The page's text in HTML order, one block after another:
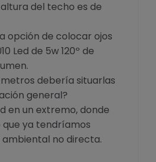
del techo es de
opción de colocar ojos
Led de 5w 120º de
debería situarlas
general?
en un extremo, donde
que ya tendríamos
ambiental no directa.